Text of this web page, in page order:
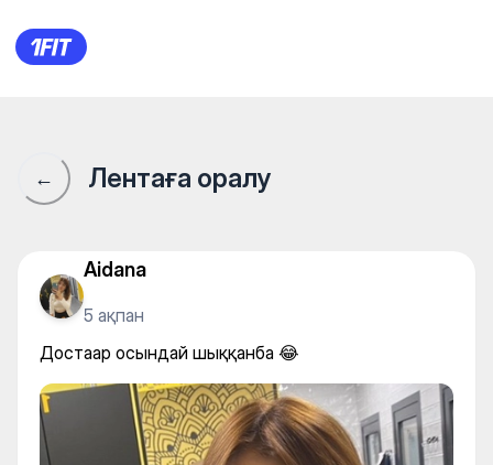
Достаар осындай
← Лентаға оралу
Aidana
5 ақпан
Достаар осындай шыққанба 😂